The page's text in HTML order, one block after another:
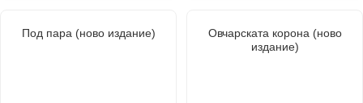
Под пара (ново издание)
Овчарската корона (ново
издание)